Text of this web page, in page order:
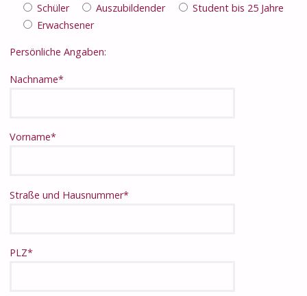
Schüler
Auszubildender
Student bis 25 Jahre
Erwachsener
Persönliche Angaben:
Nachname*
Vorname*
Straße und Hausnummer*
PLZ*